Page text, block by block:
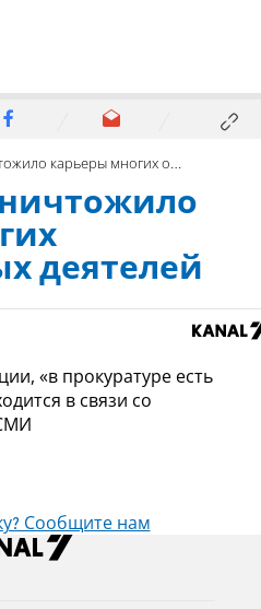
многих общественных деятелей
деятелей
«в прокуратуре есть
в связи со
Сообщите нам